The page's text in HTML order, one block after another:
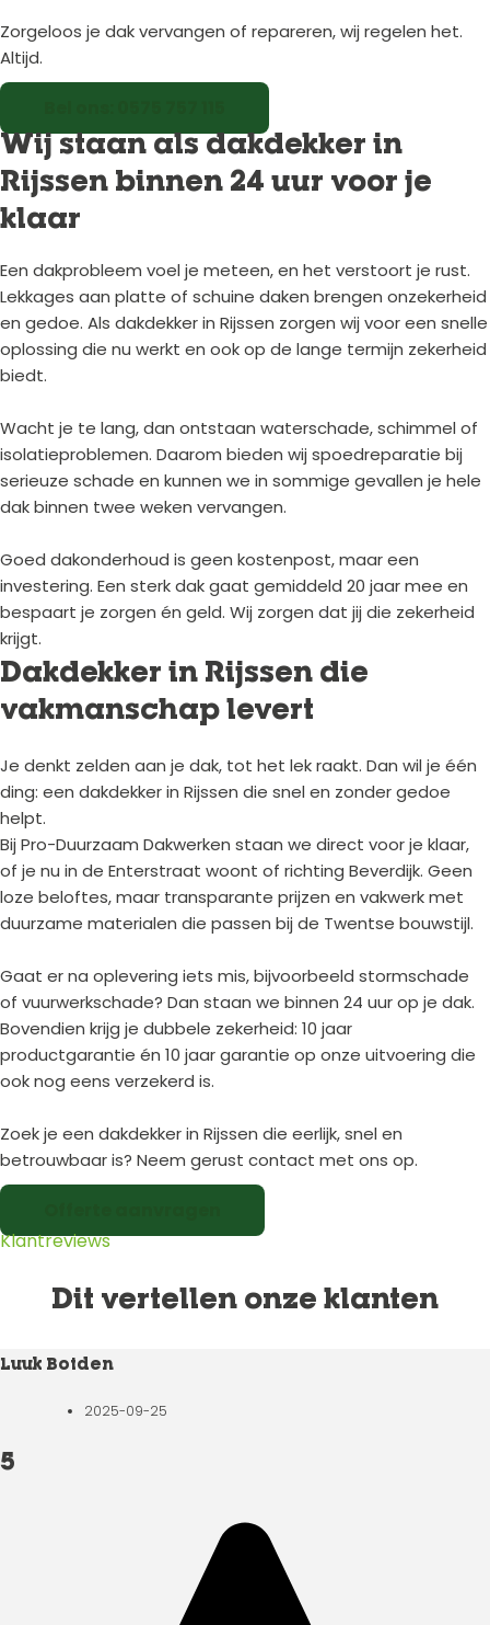
Zorgeloos je dak vervangen of repareren, wij regelen het.
Altijd.
Wij staan als dakdekker in
Rijssen binnen 24 uur voor je
klaar
Een dakprobleem voel je meteen, en het verstoort je rust.
Lekkages aan platte of schuine daken brengen onzekerheid
en gedoe. Als dakdekker in Rijssen zorgen wij voor een snelle
oplossing die nu werkt en ook op de lange termijn zekerheid
biedt.
Wacht je te lang, dan ontstaan waterschade, schimmel of
isolatieproblemen. Daarom bieden wij spoedreparatie bij
serieuze schade en kunnen we in sommige gevallen je hele
dak binnen twee weken vervangen.
Goed dakonderhoud is geen kostenpost, maar een
investering. Een sterk dak gaat gemiddeld 20 jaar mee en
bespaart je zorgen én geld. Wij zorgen dat jij die zekerheid
krijgt.
Dakdekker in Rijssen die
vakmanschap levert
Je denkt zelden aan je dak, tot het lek raakt. Dan wil je één
ding: een dakdekker in Rijssen die snel en zonder gedoe
helpt.
Bij Pro-Duurzaam Dakwerken staan we direct voor je klaar,
of je nu in de Enterstraat woont of richting Beverdijk. Geen
loze beloftes, maar transparante prijzen en vakwerk met
duurzame materialen die passen bij de Twentse bouwstijl.
Gaat er na oplevering iets mis, bijvoorbeeld stormschade
of vuurwerkschade? Dan staan we binnen 24 uur op je dak.
Bovendien krijg je dubbele zekerheid: 10 jaar
productgarantie én 10 jaar garantie op onze uitvoering die
ook nog eens verzekerd is.
Zoek je een dakdekker in Rijssen die eerlijk, snel en
betrouwbaar is? Neem gerust contact met ons op.
Klantreviews
Dit vertellen onze klanten
Luuk Botden
2025-09-25
5